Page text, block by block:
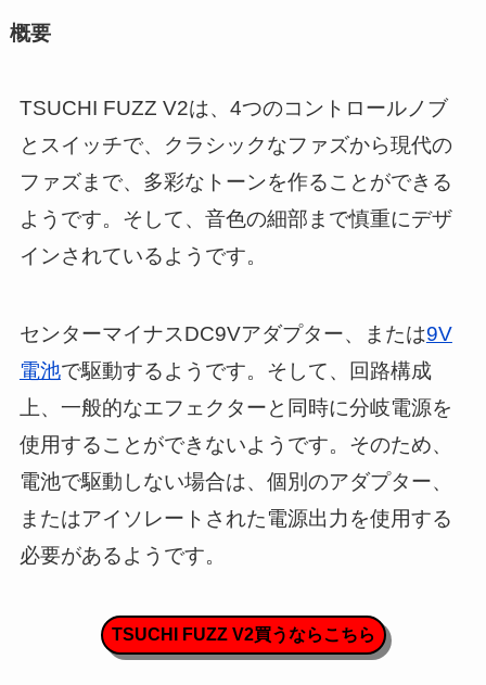
概要
TSUCHI FUZZ V2は、4つのコントロールノブ
とスイッチで、クラシックなファズから現代の
ファズまで、多彩なトーンを作ることができる
ようです。そして、音色の細部まで慎重にデザ
インされているようです。
センターマイナスDC9Vアダプター、または9V
電池で駆動するようです。そして、回路構成
上、一般的なエフェクターと同時に分岐電源を
使用することができないようです。そのため、
電池で駆動しない場合は、個別のアダプター、
またはアイソレートされた電源出力を使用する
必要があるようです。
TSUCHI FUZZ V2買うならこちら